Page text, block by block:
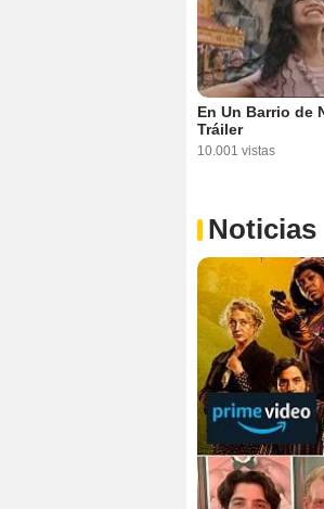
En Un Barrio de
Tráiler
10.001 vistas
Noticias